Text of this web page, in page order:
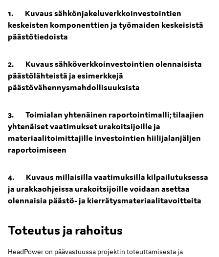
1. Kuvaus sähkönjakeluverkkoinvestointien
keskeisten komponenttien ja työmaiden keskeisistä
päästötiedoista
2. Kuvaus sähköverkkoinvestointien olennaisista
päästölähteistä ja esimerkkejä
päästövähennysmahdollisuuksista
3. Toimialan yhtenäinen raportointimalli; tilaajien
yhtenäiset vaatimukset urakoitsijoille ja
materiaalitoimittajille investointien hiilijalanjäljen
raportoimiseen
4. Kuvaus millaisilla vaatimuksilla kilpailutuksessa
ja urakkaohjeissa urakoitsijoille voidaan asettaa
olennaisia päästö- ja kierrätysmateriaalitavoitteita
Toteutus ja rahoitus
HeadPower on päävastuussa projektin toteuttamisesta ja